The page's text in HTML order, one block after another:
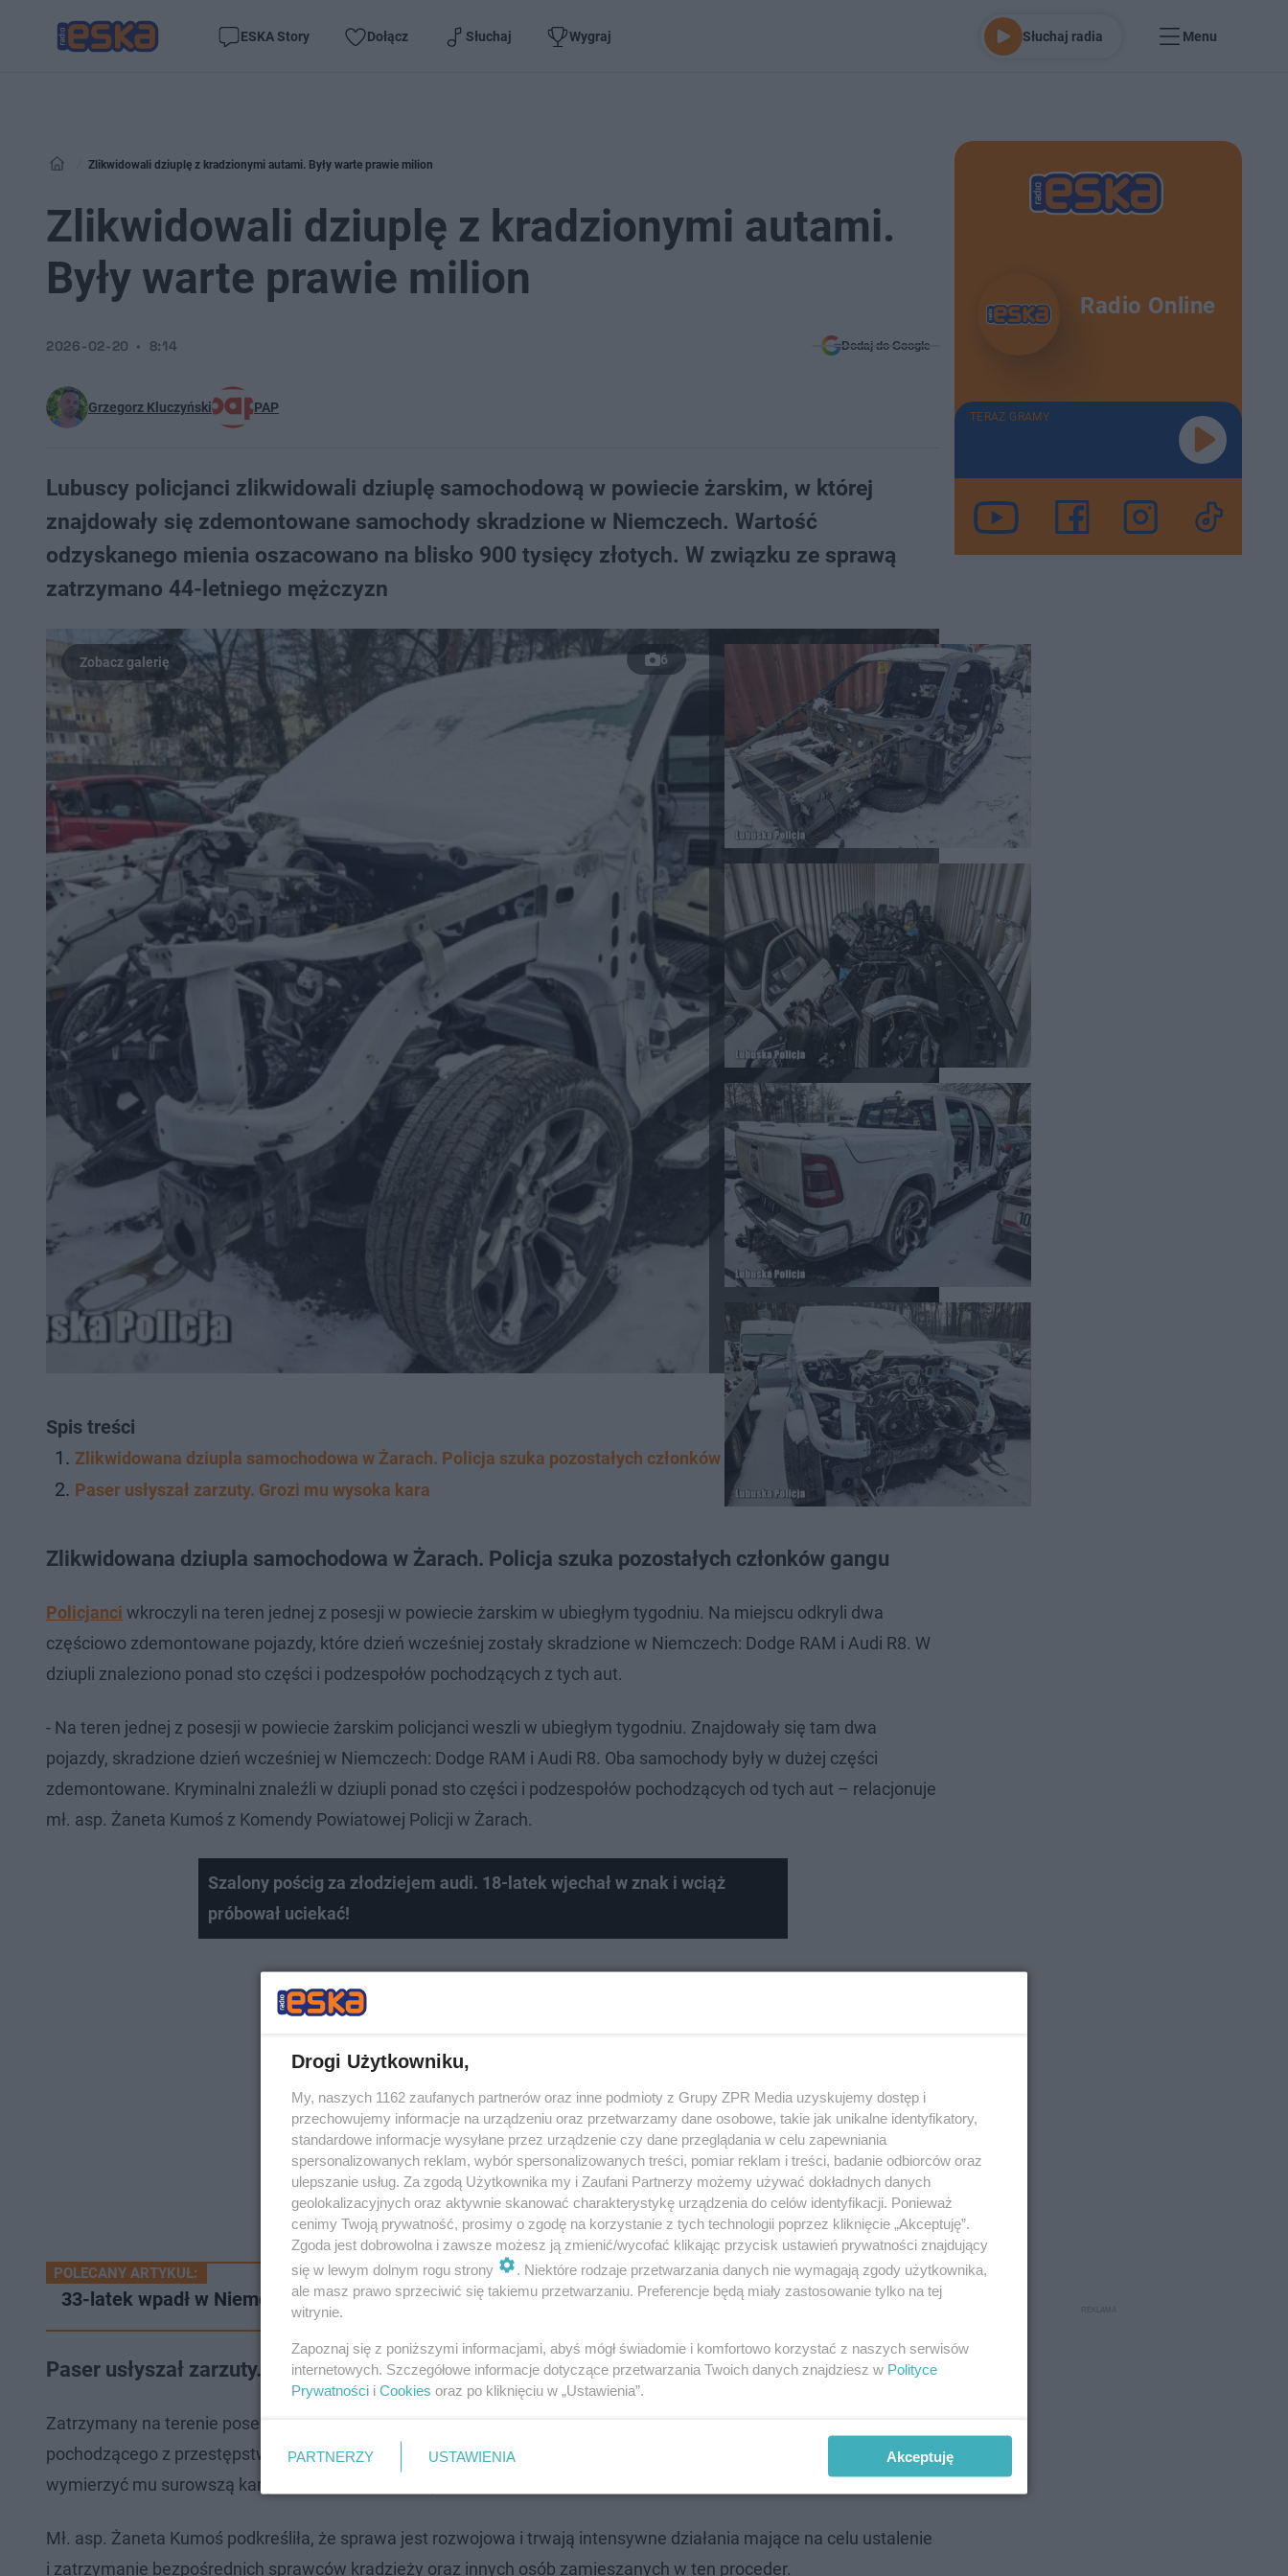
ESKA Story Dołącz Słuchaj Wygraj Słuchaj radia Menu
Zlikwidowali dziuplę z kradzionymi autami. Były warte prawie milion
Zlikwidowali dziuplę z kradzionymi autami.
Były warte prawie milion
Grzegorz Kluczyński PAP
2026-02-20 8:14 Dodaj do Google
Lubuscy policjanci zlikwidowali dziuplę samochodową w powiecie żarskim, w której
znajdowały się zdemontowane samochody skradzione w Niemczech. Wartość
odzyskanego mienia oszacowano na blisko 900 tysięcy złotych. W związku ze sprawą
zatrzymano 44-letniego mężczyzn
6
Spis treści
Zlikwidowana dziupla samochodowa w Żarach. Policja szuka pozostałych członków gangu
Paser usłyszał zarzuty. Grozi mu wysoka kara
Zlikwidowana dziupla samochodowa w Żarach. Policja szuka pozostałych członków gangu
Policjanci wkroczyli na teren jednej z posesji w powiecie żarskim w ubiegłym tygodniu. Na miejscu odkryli dwa
częściowo zdemontowane pojazdy, które dzień wcześniej zostały skradzione w Niemczech: Dodge RAM i Audi R8. W
dziupli znaleziono ponad sto części i podzespołów pochodzących z tych aut.
- Na teren jednej z posesji w powiecie żarskim policjanci weszli w ubiegłym tygodniu. Znajdowały się tam dwa
pojazdy, skradzione dzień wcześniej w Niemczech: Dodge RAM i Audi R8. Oba samochody były w dużej części
zdemontowane. Kryminalni znaleźli w dziupli ponad sto części i podzespołów pochodzących od tych aut – relacjonuje
mł. asp. Żaneta Kumoś z Komendy Powiatowej Policji w Żarach.
Szalony pościg za złodziejem audi. 18-latek wjechał w znak i wciąż
próbował uciekać!
POLECANY ARTYKUŁ:
33-latek wpadł w Niemczech. To był dopiero początek jego kłopotów
Paser usłyszał zarzuty. Grozi mu wysoka kara
Zatrzymany na terenie posesji 44-latek usłyszał zarzut paserstwa umyślnego, czyli pomocy w ukryciu mienia
pochodzącego z przestępstwa. Mężczyzna dopuścił się tego czynu w warunkach recydywy, co oznacza, że sąd może
wymierzyć mu surowszą karę – nawet do 7,5 roku pozbawienia wolności.
Mł. asp. Żaneta Kumoś podkreśliła, że sprawa jest rozwojowa i trwają intensywne działania mające na celu ustalenie
i zatrzymanie bezpośrednich sprawców kradzieży oraz innych osób zamieszanych w ten proceder.
Radio Online
TERAZ GRAMY
Drogi Użytkowniku,
My, naszych 1162 zaufanych partnerów oraz inne podmioty z Grupy ZPR Media uzyskujemy dostęp i
przechowujemy informacje na urządzeniu oraz przetwarzamy dane osobowe, takie jak unikalne identyfikatory,
standardowe informacje wysyłane przez urządzenie czy dane przeglądania w celu zapewniania
spersonalizowanych reklam, wybór spersonalizowanych treści, pomiar reklam i treści, badanie odbiorców oraz
ulepszanie usług. Za zgodą Użytkownika my i Zaufani Partnerzy możemy używać dokładnych danych
geolokalizacyjnych oraz aktywnie skanować charakterystykę urządzenia do celów identyfikacji. Ponieważ
cenimy Twoją prywatność, prosimy o zgodę na korzystanie z tych technologii poprzez kliknięcie „Akceptuję”.
Zgoda jest dobrowolna i zawsze możesz ją zmienić/wycofać klikając przycisk ustawień prywatności znajdujący
się w lewym dolnym rogu strony
. Niektóre rodzaje przetwarzania danych nie wymagają zgody użytkownika,
ale masz prawo sprzeciwić się takiemu przetwarzaniu. Preferencje będą miały zastosowanie tylko na tej
witrynie.
Zapoznaj się z poniższymi informacjami, abyś mógł świadomie i komfortowo korzystać z naszych serwisów
internetowych. Szczegółowe informacje dotyczące przetwarzania Twoich danych znajdziesz w Polityce
Prywatności i Cookies oraz po kliknięciu w „Ustawienia”.
PARTNERZY USTAWIENIA Akceptuję